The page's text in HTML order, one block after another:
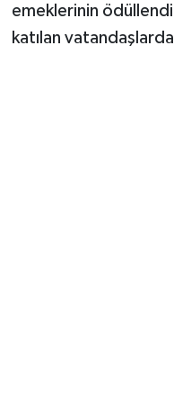
emeklerinin
katılan